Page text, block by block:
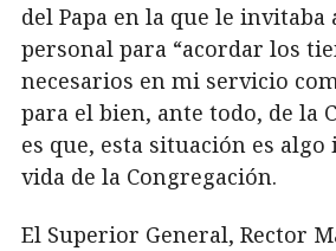
del Papa en la que le
personal para “acordar los
necesarios en mi servicio
para el bien, ante todo, de la
es que, esta situación es
vida de la Congregación.
El Superior General, Rector